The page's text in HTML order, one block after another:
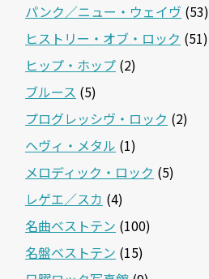
パンク／ニュー・ウェイヴ (53)
ヒストリー・オブ・ロック (51)
ヒップ・ホップ (2)
ブルース (5)
プログレッシヴ・ロック (2)
ヘヴィ・メタル (1)
メロディック・ロック (5)
レゲエ／スカ (4)
名曲ベストテン (100)
名盤ベストテン (15)